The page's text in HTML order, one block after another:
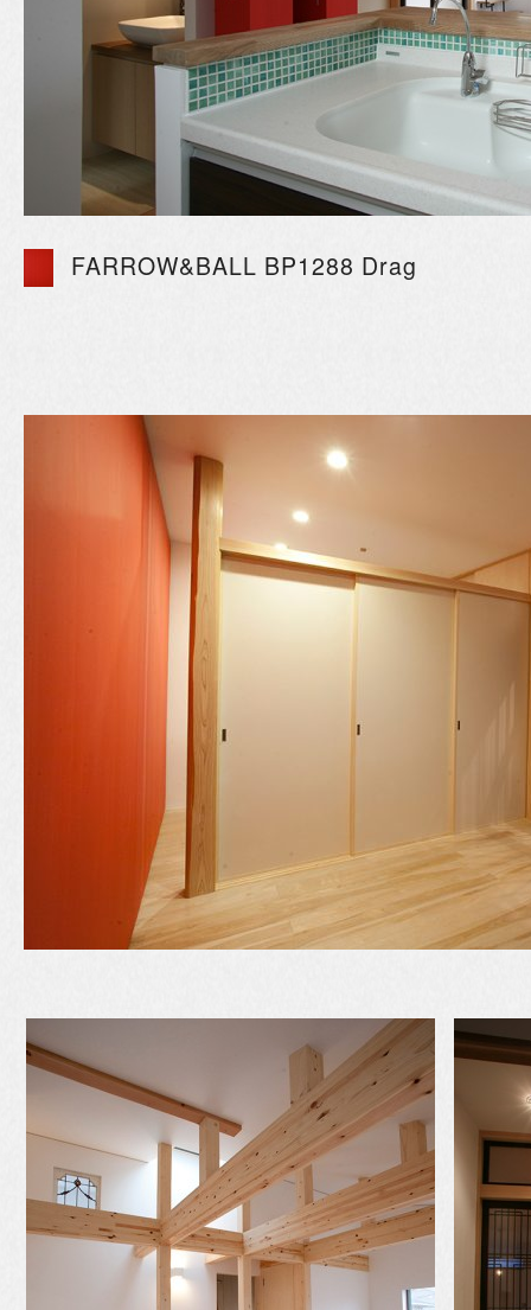
FARROW&BALL BP1288 Drag